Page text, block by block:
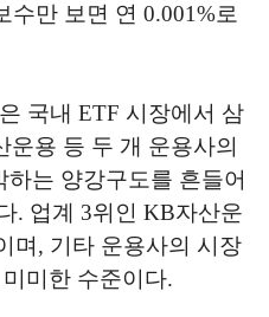
수만 보면 연 0.001%로
국내 ETF 시장에서 삼
용 등 두 개 운용사의
는 양강구도를 흔들어
. 업계 3위인 KB자산운
며, 기타 운용사의 시장
미한 수준이다.